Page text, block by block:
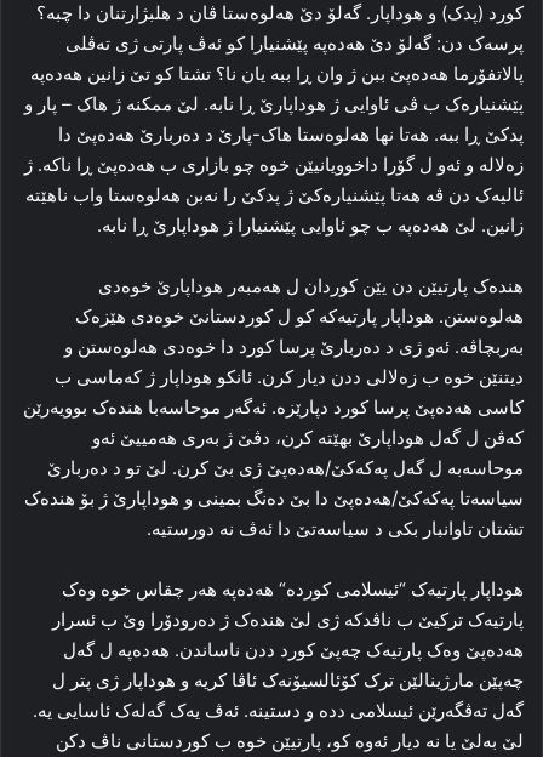
کورد (پدک) و هوداپار. گه‌لۆ دێ هه‌لوه‌ستا ڤان د هلبژارتنان دا چبه‌؟
پرسه‌ک دن: گه‌لۆ دێ هەدەپە پێشنیارا کو ئه‌ڤ پارتی ژی ته‌ڤلی
پالاتفۆرما هەدەپێ ببن ژ وان ڕا ببه‌ یان نا؟ تشتا کو تێ زانین هەدەپە
پێشنیاره‌ک ب ڤی ئاوایی ژ هوداپارێ ڕا نابه‌. لێ ممکنه‌ ژ هاک – پار و
پدکێ ڕا ببه‌. هه‌تا نها هه‌لوه‌ستا هاک-پارێ د ده‌ربارێ هەدەپێ دا
زه‌لاله‌ و ئه‌و ل گۆرا داخوویانیێن خوه‌ چو بازاری ب هەدەپێ ڕا ناکە. ژ
ئالیه‌ک دن ڤه‌ هه‌تا پێشنیاره‌کێ ژ پدکێ را نه‌بن هه‌لوه‌ستا واب ناهێتە
زانین. لێ هەدەپە ب چو ئاوایی پێشنیارا ژ هوداپارێ ڕا نابه‌.
هنده‌ک پارتیێن دن یێن کوردان ل هەمبه‌ر هوداپارێ خوه‌دی
هه‌لوه‌ستن. هوداپار پارتیه‌که‌ کو ل کوردستانێ خوه‌دی هێزه‌ک
به‌ربچاڤه‌. ئه‌و ژی د ده‌ربارێ پرسا کورد دا خوه‌دی هه‌لوه‌ستن و
دیتنێن خوه‌ ب زه‌لالی ددن دیار کرن. ئانکو هوداپار ژ که‌ماسی ب
کاسی هەدەپێ پرسا کورد دپارێزه‌. ئه‌گه‌ر موحاسه‌با هنده‌ک بوویه‌رێن
که‌ڤن ل گه‌ل هوداپارێ بهێتە کرن، دڤێ ژ به‌ری هه‌مییێ ئه‌و
موحاسه‌به‌ ل گه‌ل پەکەکێ/هەدەپێ ژی بێ کرن. لێ تو د ده‌ربارێ
سیاسه‌تا پەکەکێ/هەدەپێ دا بێ ده‌نگ بمینی و هوداپارێ ژ بۆ هنده‌ک
تشتان تاوانبار بکی د سیاسه‌تێ دا ئه‌ڤ نه‌ دورستیه‌.
هوداپار پارتیه‌ک “ئیسلامی کورده‌“ هەدەپە هه‌ر چقاس خوه‌ وه‌ک
پارتیه‌ک ترکیێ ب ناڤدکه‌ ژی لێ هندەک ژ ده‌رودۆرا وێ ب ئسرار
هەدەپێ وه‌ک پارتیه‌ک چه‌پێ کورد ددن ناساندن. هەدەپە ل گه‌ل
چه‌پێن مارژینالێن ترک کۆئالسیۆنه‌ک ئاڤا کریه‌ و هوداپار ژی پتر ل
گه‌ل ته‌ڤگه‌رێن ئیسلامی دده‌ و دستینه‌. ئه‌ڤ یه‌ک گه‌له‌ک ئاسایی یه‌.
لێ به‌لێ یا نه‌ دیار ئه‌وه‌ کو، پارتیێن خوه‌ ب کوردستانی ناڤ دکن